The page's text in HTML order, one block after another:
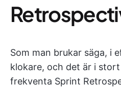
Som man brukar säga, i
klokare, och det är i
frekventa Sprint